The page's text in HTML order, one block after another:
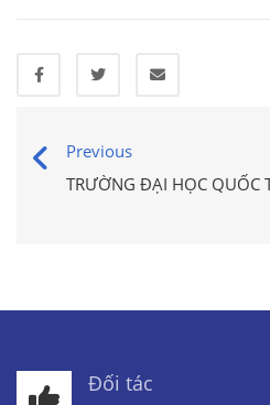
Previous
TRƯỜNG ĐẠI HỌC QUỐC
Đối tác